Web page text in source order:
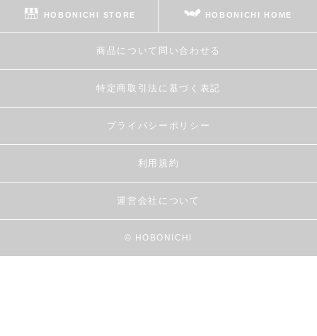
HOBONICHI STORE HOBONICHI HOME
商品について問い合わせる
特定商取引法に基づく表記
プライバシーポリシー
利用規約
運営会社について
© HOBONICHI